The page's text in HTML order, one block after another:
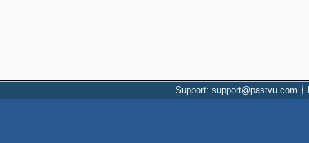
Support: support@pastvu.com